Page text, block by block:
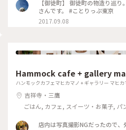
【御徒町】 御徒町の物造り巡
さんです。 #ことりっぷ東京
2017.09.08
Hammock cafe + gallery mahika man
o
ハンモックカフェマヒカマノ + ギャラリー マヒカ
吉祥寺・三鷹
ごはん, カフェ, スイーツ・お菓子, パ
店内は写真撮影NGだったので